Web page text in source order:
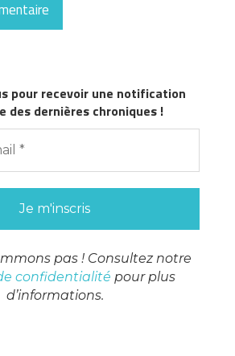
pour recevoir une notification
des dernières chroniques !
pas ! Consultez notre
confidentialité pour plus
d’informations.